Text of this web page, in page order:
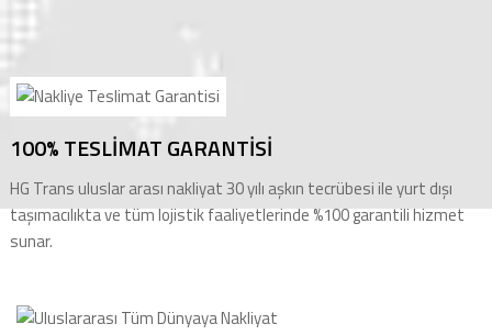
100% TESLİMAT GARANTİSİ
HG Trans uluslar arası nakliyat 30 yılı aşkın tecrübesi ile yurt dışı
taşımacılıkta ve tüm lojistik faaliyetlerinde %100 garantili hizmet
sunar.